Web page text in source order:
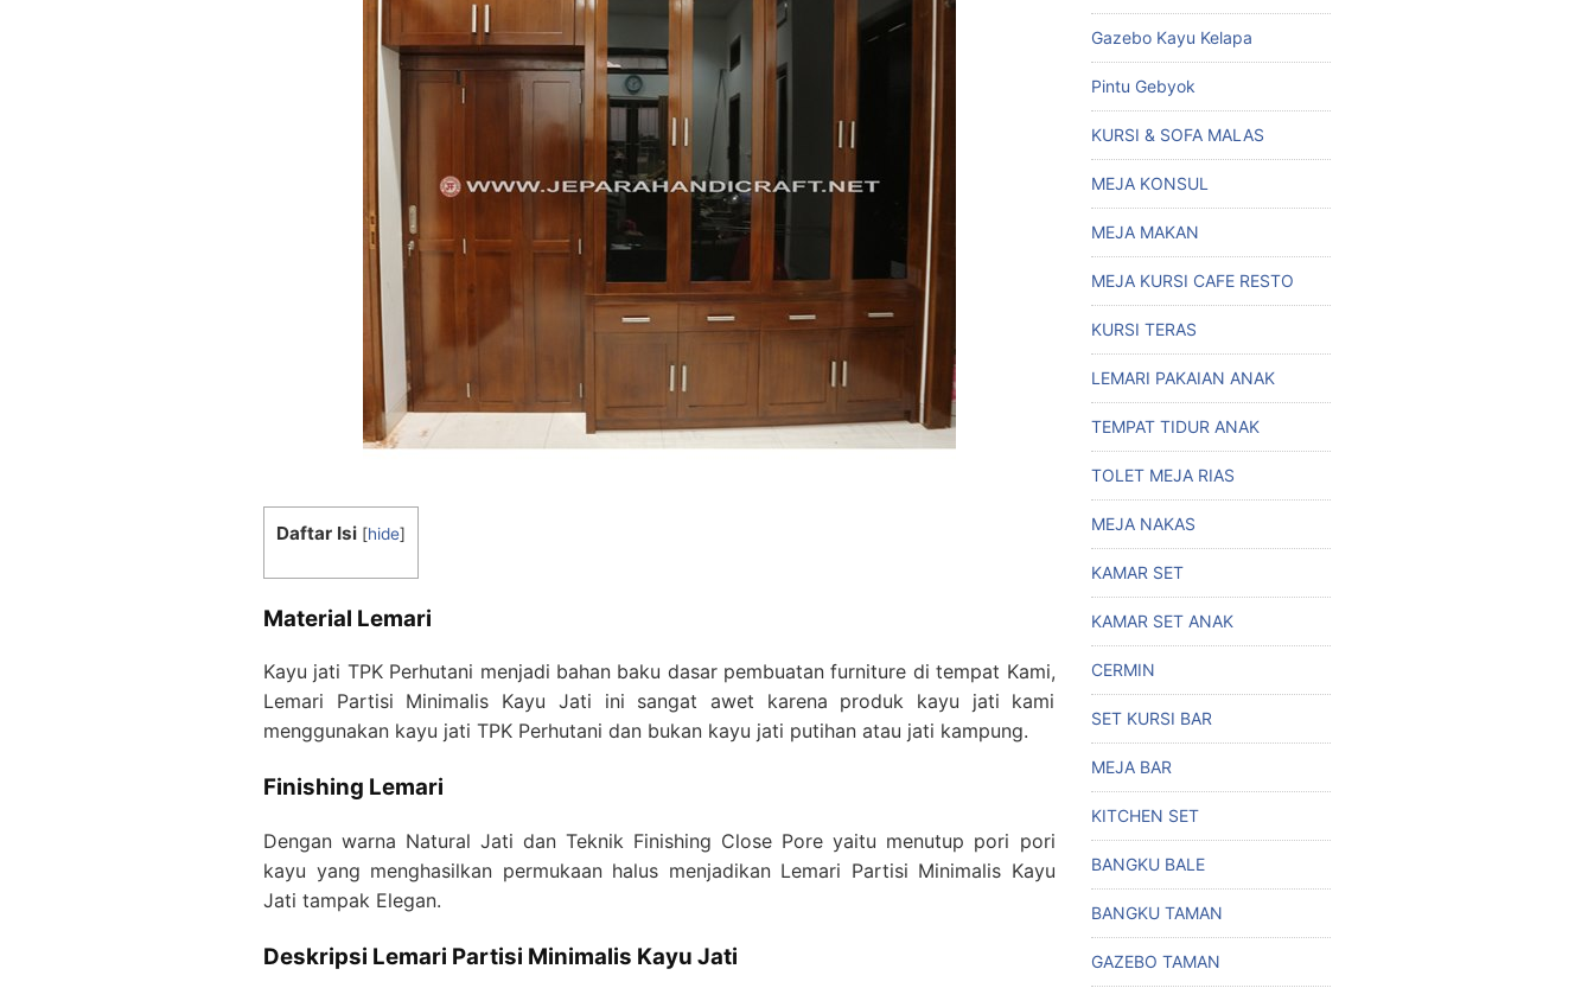
Daftar Isi [hide]
Material Lemari
Kayu jati TPK Perhutani menjadi bahan baku dasar pembuatan furniture di tempat Kami,
Lemari Partisi Minimalis Kayu Jati ini sangat awet karena produk kayu jati kami
menggunakan kayu jati TPK Perhutani dan bukan kayu jati putihan atau jati kampung.
Finishing Lemari
Dengan warna Natural Jati dan Teknik Finishing Close Pore yaitu menutup pori pori
kayu yang menghasilkan permukaan halus menjadikan Lemari Partisi Minimalis Kayu
Jati tampak Elegan.
Deskripsi Lemari Partisi Minimalis Kayu Jati
Gazebo Kayu Kelapa
Pintu Gebyok
KURSI & SOFA MALAS
MEJA KONSUL
MEJA MAKAN
MEJA KURSI CAFE RESTO
KURSI TERAS
LEMARI PAKAIAN ANAK
TEMPAT TIDUR ANAK
TOLET MEJA RIAS
MEJA NAKAS
KAMAR SET
KAMAR SET ANAK
CERMIN
SET KURSI BAR
MEJA BAR
KITCHEN SET
BANGKU BALE
BANGKU TAMAN
GAZEBO TAMAN